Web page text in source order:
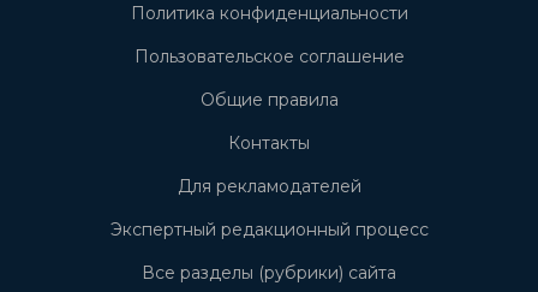
Политика конфиденциальности
Пользовательское соглашение
Общие правила
Контакты
Для рекламодателей
Экспертный редакционный процесс
Все разделы (рубрики) сайта